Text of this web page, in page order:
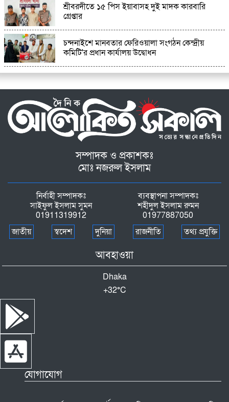
শ্রীবরদীতে ১৫ পিস ইয়াবাসহ দুই মাদক কারবারি
গ্রেপ্তার
চন্দনাইশে মানবতার ফেরিওয়ালা সংগঠন কেন্দ্রীয়
কমিটি'র প্রধান কার্যালয় উদ্বোধন
সম্পাদক ও প্রকাশকঃ
মোঃ নজরুল ইসলাম
নির্বাহী সম্পাদকঃ
সাইফুল ইসলাম সুমন
01911319912
ব্যবস্থাপনা সম্পাদকঃ
শহীদুল ইসলাম রুমন
01977887050
জাতীয়
স্বদেশ দুনিয়া রাজনীতি তথ্য প্রযুক্তি
আবহাওয়া
Dhaka
+32°C
যোগাযোগ